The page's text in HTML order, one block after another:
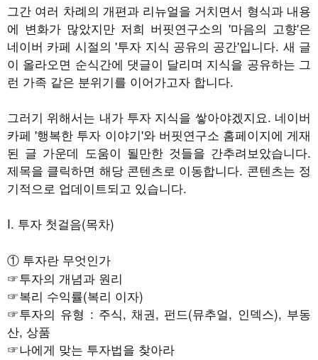
그간 여러 차례의 개편과 리뉴얼을 거치면서 형식과 내용
에 변화가 많았지만 저희 버핏연구소의 '마음의 고향'은
네이버 카페 시절의 '투자 지식 공유의 공간'입니다. 새 글
이 올라오면 순식간에 댓글이 달리며 지식을 공유하는 그
런 가족 같은 분위기를 이어가고자 합니다.
그러기 위해서는 내가 투자 지식을 쌓아야겠지요. 네이버
카페 '행복한 투자 이야기'와 버핏연구소 홈페이지에 게재
된 글 가운데 도움이 될만한 것들을 간추려보았습니다.
제목을 클릭하면 해당 콘텐츠로 이동합니다. 콘텐츠는 정
기적으로 업데이트되고 있습니다.
I. 투자 첫걸음(목차)
① 투자란 무엇인가
☞투자의 개념과 원리
☞복리 수익률(복리 이자)
☞투자의 유형 : 주식, 채권, 펀드(뮤추얼, 인덱스), 부동
산, 상품
☞나에게 맞는 투자법을 찾아라